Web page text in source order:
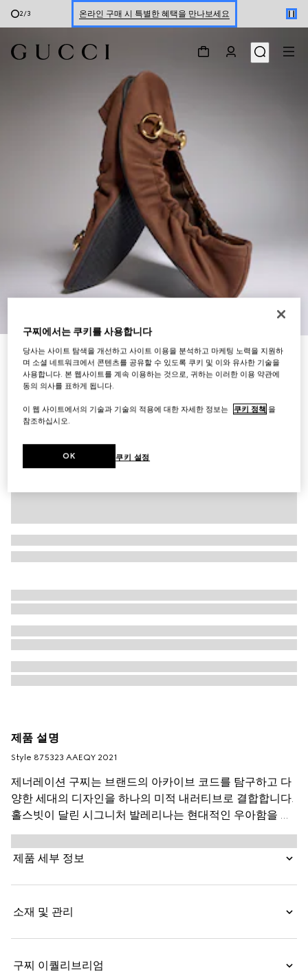
3/3 온라인 구매 시 특별한 혜택을 만나보세요
한정 기간 만나보는 장기 무이자 할부 서비스
9
[프리마] 여성 발레리나 슈즈
₩980,000
다른 스타일다크 브라운 누벅
제품 설명
Style ‎875323 AAEQY 2021
제너레이션 구찌는 브랜드의 아카이브 코드를 탐구하고 다
양한 세대의 디자인을 하나의 미적 내러티브로 결합합니다.
홀스빗이 달린 시그니처 발레리나는 현대적인 우아함을 자
아냅니다. 이 스타일은 매우 부드러운 누벅 어퍼와 신축성
있는 커프로 편안함과 손쉬운 스타일을 조화롭게 어우러뜨
리며, 승마에서 영감을 받은 하드웨어로 완성됩니다.
제품 세부 정보
소재 및 관리
구찌 이퀄리브리엄
구찌에서는 쿠키를 사용합니다
당사는 사이트 탐색을 개선하고 사이트 이용을 분석하고 마케팅 노력을 지원하
며 소셜 네트워크에서 콘텐츠를 공유할 수 있도록 쿠키 및 이와 유사한 기술을
사용합니다. 본 웹사이트를 계속 이용하는 것으로, 귀하는 이러한 이용 약관에
동의 의사를 표하게 됩니다.
이 웹 사이트에서의 기술과 기술의 적용에 대한 자세한 정보는 쿠키 정책 을
참조하십시오.
쿠키 설정
OK